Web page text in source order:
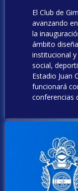
El Club de
avanzando
la
ámbito
institucional
social,
Estadio Juan
funcionará
conferencias